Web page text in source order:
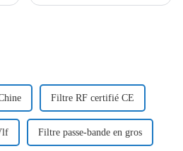
Filtre RF certifié CE
Filtre passe-bande en gros